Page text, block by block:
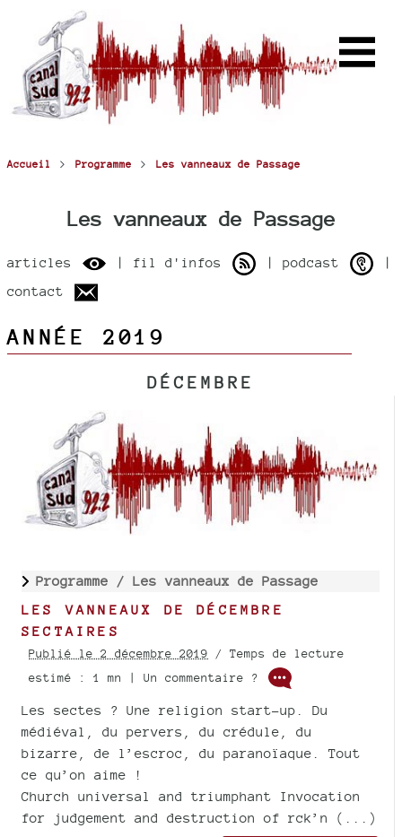
Accueil > Programme > Les vanneaux de Passage
Les vanneaux de Passage
articles | fil d'infos | podcast
|
contact
ANNÉE 2019
DÉCEMBRE
Programme / Les vanneaux de Passage
LES VANNEAUX DE DÉCEMBRE
SECTAIRES
Publié le 2 décembre 2019 / Temps de lecture
estimé : 1 mn | Un commentaire ?
Les sectes ? Une religion start-up. Du
médiéval, du pervers, du crédule, du
bizarre, de l’escroc, du paranoïaque. Tout
ce qu’on aime !
Church universal and triumphant Invocation
for judgement and destruction of rck’n (...)